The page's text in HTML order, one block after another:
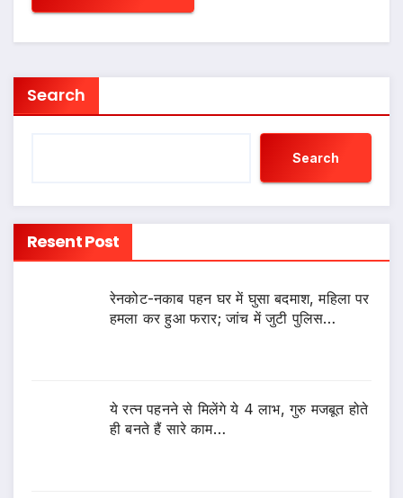
Search
Search
Resent Post
रेनकोट-नकाब पहन घर में घुसा बदमाश, महिला पर
हमला कर हुआ फरार; जांच में जुटी पुलिस…
ये रत्न पहनने से मिलेंगे ये 4 लाभ, गुरु मजबूत होते
ही बनते हैं सारे काम…